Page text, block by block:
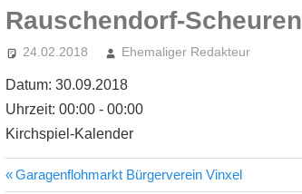
Rauschendorf-Scheuren
24.02.2018 Ehemaliger Redakteur
Datum:30.09.2018
Uhrzeit:00:00 - 00:00
Kirchspiel-Kalender
Beitragsnavigation
Vorheriger
Garagenflohmarkt Bürgerverein Vinxel